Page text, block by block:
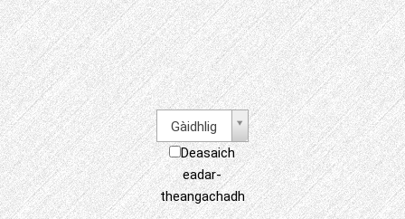
Gàidhlig
Deasaich
eadar-
theangachadh